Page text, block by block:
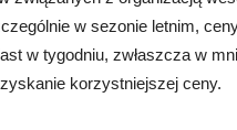
w sezonie letnim,
w tygodniu, zwłaszcza w
korzystniejszej ceny.